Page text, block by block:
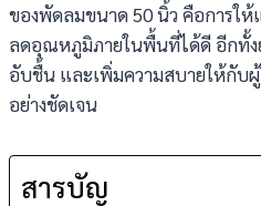
ของพัดลมขนาด 50 นิ้ว คือการให้
ลดอุณหภูมิภายในพื้นที่ได้ดี อีกทั้ง
อับชื้น และเพิ่มความสบายให้กับ
อย่างชัดเจน
สารบัญ